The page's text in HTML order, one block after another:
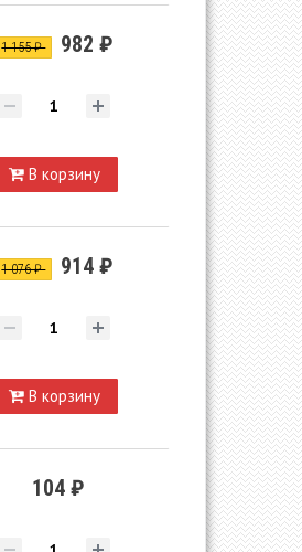
1 155 ₽ 982 ₽
В корзину
1 076 ₽ 914 ₽
В корзину
104 ₽